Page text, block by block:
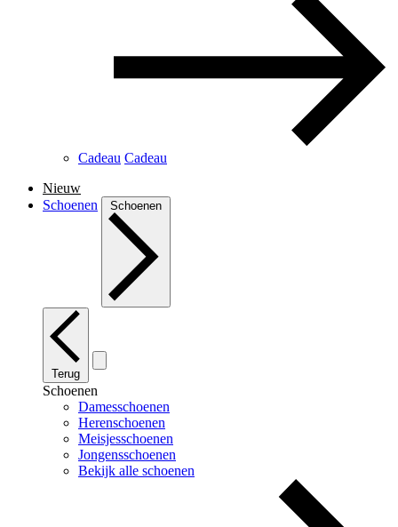
Cadeau Cadeau
Nieuw
Schoenen
Schoenen
Terug
Schoenen
Damesschoenen
Herenschoenen
Meisjesschoenen
Jongensschoenen
Bekijk alle schoenen